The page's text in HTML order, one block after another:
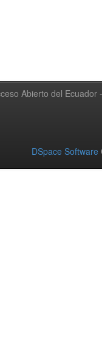
Abierto del Ecuador
DSpace Software